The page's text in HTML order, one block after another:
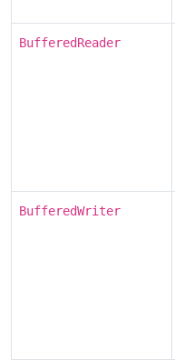
BufferedReader
BufferedWriter